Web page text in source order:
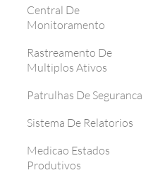
Central De
Monitoramento
Rastreamento De
Multiplos Ativos
Patrulhas De Seguranca
Sistema De Relatorios
Medicao Estados
Produtivos